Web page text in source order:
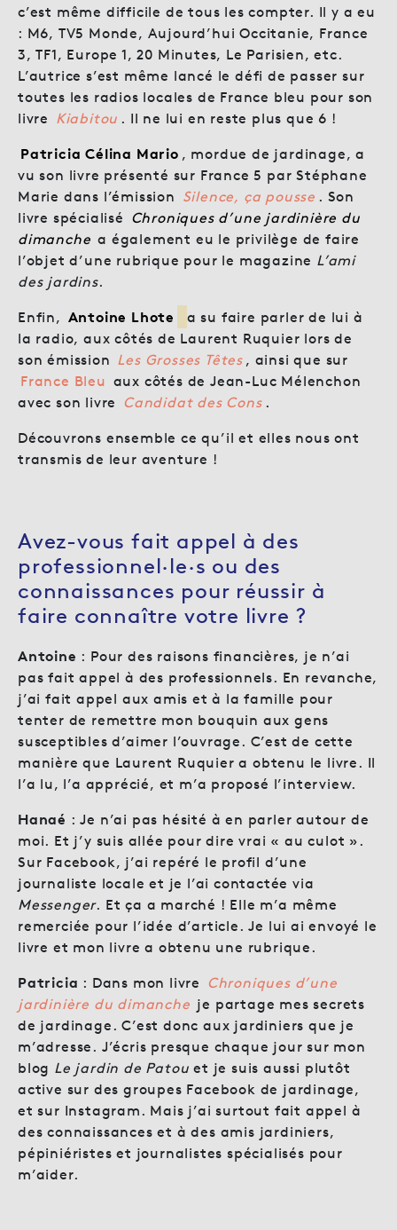
c’est même difficile de tous les compter. Il y a eu
: M6, TV5 Monde, Aujourd’hui Occitanie, France
3, TF1, Europe 1, 20 Minutes, Le Parisien, etc.
L’autrice s’est même lancé le défi de passer sur
toutes les radios locales de France bleu pour son
livre Kiabitou . Il ne lui en reste plus que 6 !
Patricia Célina Mario , mordue de jardinage, a
vu son livre présenté sur France 5 par Stéphane
Marie dans l’émission Silence, ça pousse . Son
livre spécialisé Chroniques d’une jardinière du
dimanche a également eu le privilège de faire
l’objet d’une rubrique pour le magazine L’ami
des jardins.
Enfin, Antoine Lhote
a su faire parler de lui à
la radio, aux côtés de Laurent Ruquier lors de
son émission Les Grosses Têtes , ainsi que sur
France Bleu aux côtés de Jean-Luc Mélenchon
avec son livre Candidat des Cons .
Découvrons ensemble ce qu’il et elles nous ont
transmis de leur aventure !
Avez-vous fait appel à des
professionnel·le·s ou des
connaissances pour réussir à
faire connaître votre livre ?
Antoine : Pour des raisons financières, je n’ai
pas fait appel à des professionnels. En revanche,
j’ai fait appel aux amis et à la famille pour
tenter de remettre mon bouquin aux gens
susceptibles d’aimer l’ouvrage. C’est de cette
manière que Laurent Ruquier a obtenu le livre. Il
l’a lu, l’a apprécié, et m’a proposé l’interview.
Hanaé : Je n’ai pas hésité à en parler autour de
moi. Et j’y suis allée pour dire vrai « au culot ».
Sur Facebook, j’ai repéré le profil d’une
journaliste locale et je l’ai contactée via
Messenger. Et ça a marché ! Elle m’a même
remerciée pour l’idée d’article. Je lui ai envoyé le
livre et mon livre a obtenu une rubrique.
Patricia : Dans mon livre Chroniques d’une
jardinière du dimanche je partage mes secrets
de jardinage. C’est donc aux jardiniers que je
m’adresse. J’écris presque chaque jour sur mon
blog Le jardin de Patou et je suis aussi plutôt
active sur des groupes Facebook de jardinage,
et sur Instagram. Mais j’ai surtout fait appel à
des connaissances et à des amis jardiniers,
pépiniéristes et journalistes spécialisés pour
m’aider.